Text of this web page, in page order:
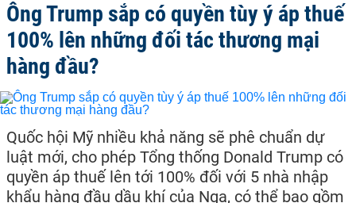
Ông Trump sắp có quyền tùy ý áp thuế
100% lên những đối tác thương mại
hàng đầu?
Quốc hội Mỹ nhiều khả năng sẽ phê chuẩn dự
luật mới, cho phép Tổng thống Donald Trump có
quyền áp thuế lên tới 100% đối với 5 nhà nhập
khẩu hàng đầu dầu khí của Nga, có thể bao gồm